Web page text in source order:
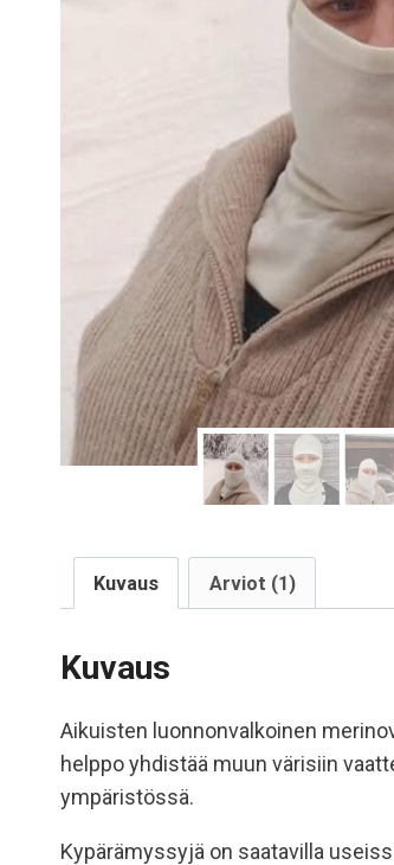
Kuvaus Arviot (1)
Kuvaus
Aikuisten luonnonvalkoinen
helppo yhdistää muun värisiin
ympäristössä.
Kypärämyssyjä on saatavilla